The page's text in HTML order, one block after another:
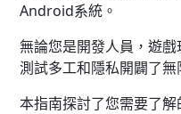
Android系統。
無論您是開發人員，遊
測試多工和隱私開闢了無
本指南探討了您需要了